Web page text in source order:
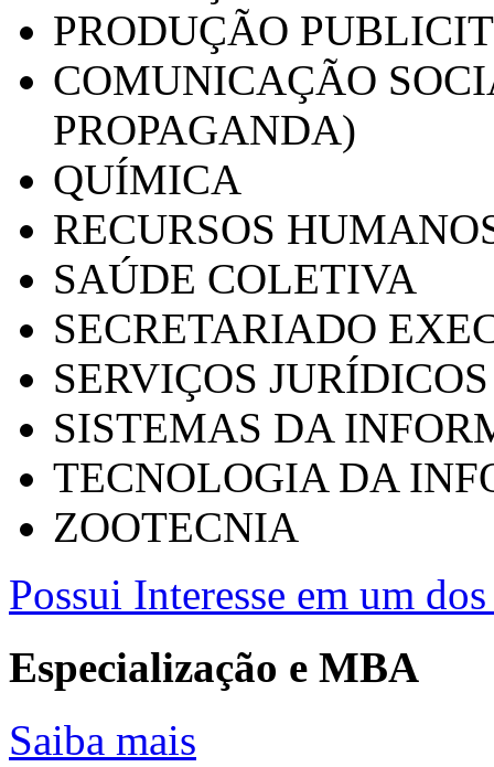
PRODUÇÃO
COMUNICAÇÃO
PROPAGANDA)
QUÍMICA
RECURSOS
SAÚDE COLETIVA
SECRETARIADO
SERVIÇOS
SISTEMAS DA
TECNOLOGIA DA
ZOOTECNIA
Possui Interesse em um
Especialização e MBA
Saiba mais